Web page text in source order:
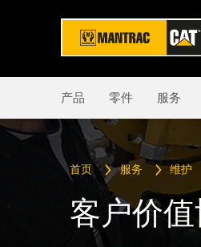
产品 零件 服务
首页 服务 维护
客户价